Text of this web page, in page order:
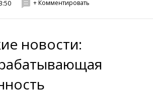
+ Комментировать
новости: